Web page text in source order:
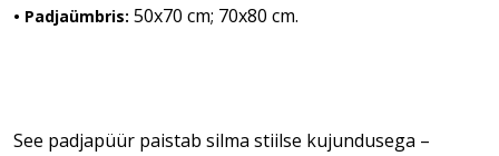
• Padjaümbris: 50x70 cm; 70x80 cm.
See padjapüür paistab silma stiilse kujundusega –